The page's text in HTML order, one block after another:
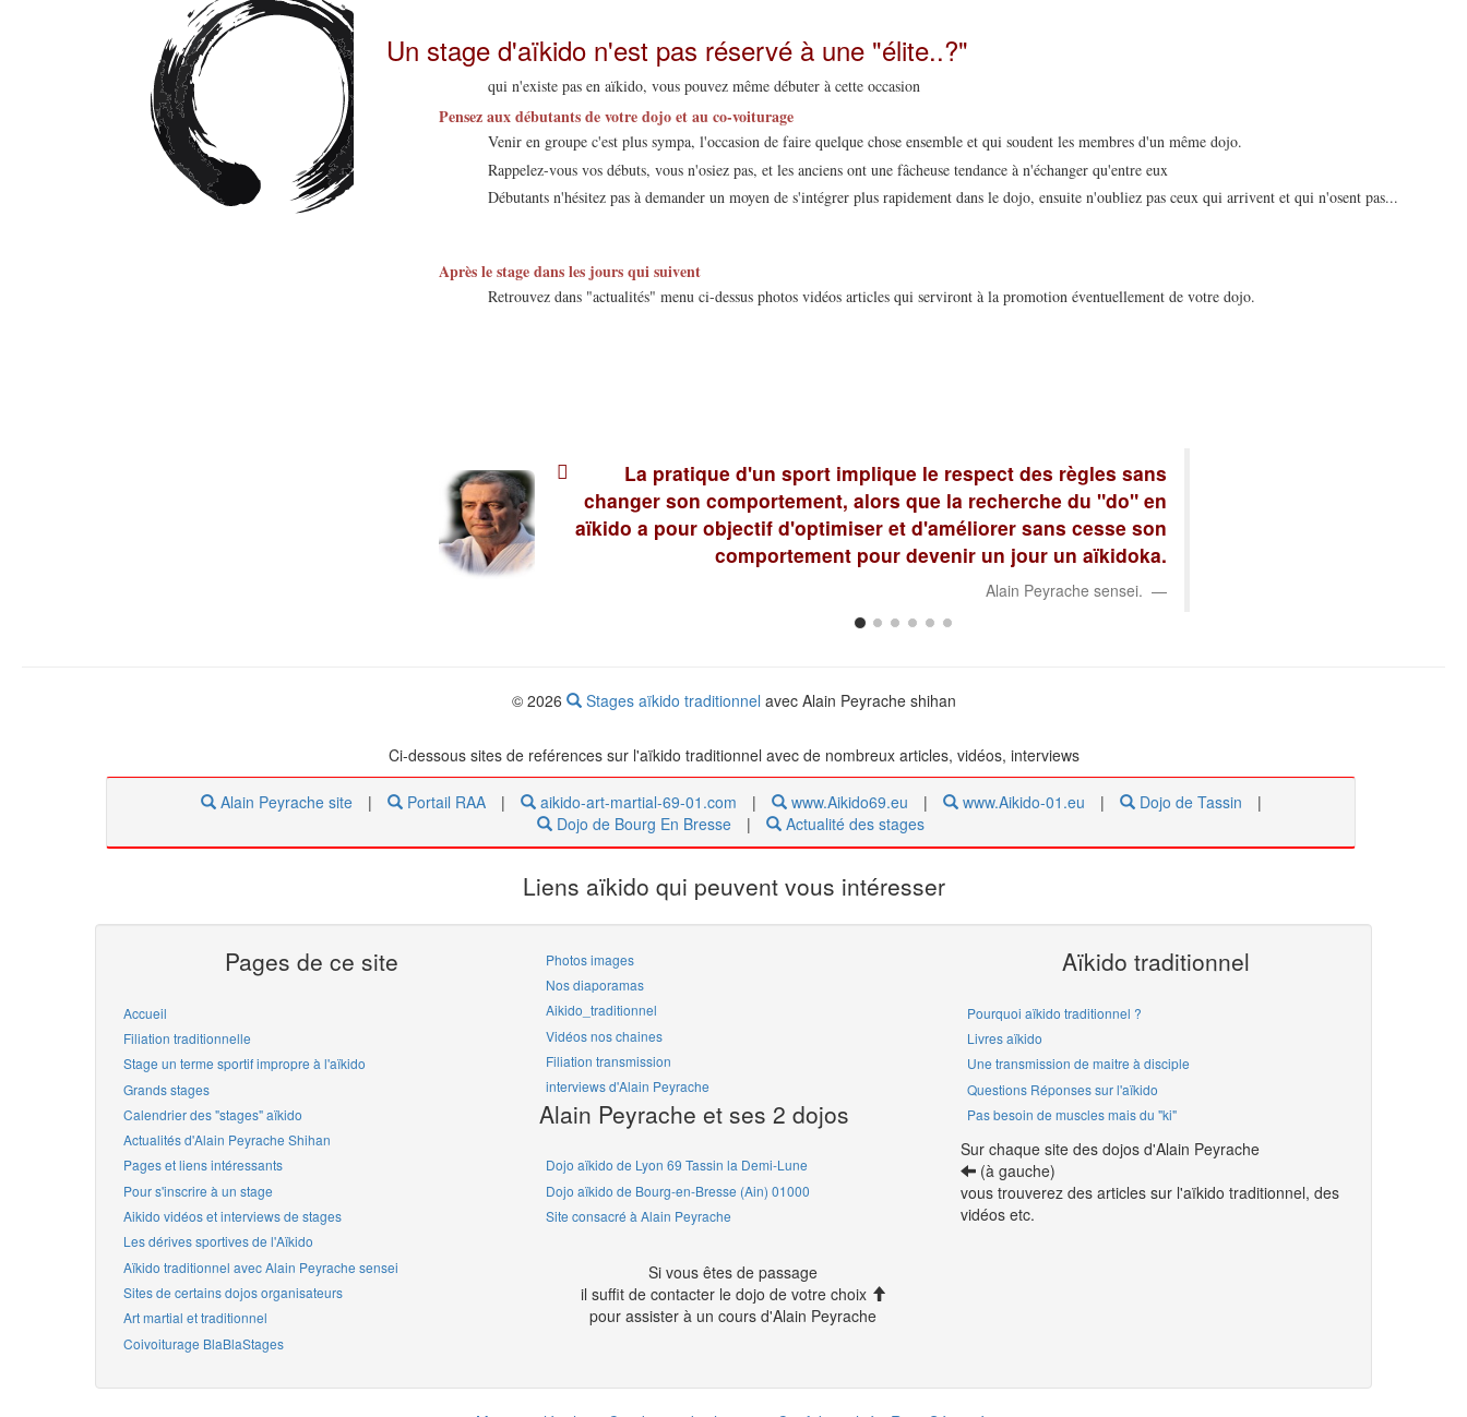
Un stage d'aïkido n'est pas réservé à une "élite..?"
qui n'existe pas en aïkido, vous pouvez même débuter à cette occasion
Pensez aux débutants de votre dojo et au co-voiturage
Venir en groupe c'est plus sympa, l'occasion de faire quelque chose ensemble et qui soudent les membres d'un même dojo.
Rappelez-vous vos débuts, vous n'osiez pas, et les anciens ont une fâcheuse tendance à n'échanger qu'entre eux
Débutants n'hésitez pas à demander un moyen de s'intégrer plus rapidement dans le dojo, ensuite n'oubliez pas ceux qui arrivent et qui n'osent pas...
Après le stage dans les jours qui suivent
Retrouvez dans "actualités" menu ci-dessus photos vidéos articles qui serviront à la promotion éventuellement de votre dojo.
La pratique d'un sport implique le respect des règles sans
changer son comportement, alors que la recherche du "do" en
aïkido a pour objectif d'optimiser et d'améliorer sans cesse son
comportement pour devenir un jour un aïkidoka.
Alain Peyrache sensei.
© 2026 Stages aïkido traditionnel avec Alain Peyrache shihan
Ci-dessous sites de reférences sur l'aïkido traditionnel avec de nombreux articles, vidéos, interviews
Alain Peyrache site | Portail RAA | aikido-art-martial-69-01.com | www.Aikido69.eu | www.Aikido-01.eu | Dojo de Tassin
|
Dojo de Bourg En Bresse
| Actualité des stages
Liens aïkido qui peuvent vous intéresser
Pages de ce site
Accueil
Filiation traditionnelle
Stage un terme sportif impropre à l'aïkido
Grands stages
Calendrier des "stages" aïkido
Actualités d'Alain Peyrache Shihan
Pages et liens intéressants
Pour s'inscrire à un stage
Aikido vidéos et interviews de stages
Les dérives sportives de l'Aïkido
Aïkido traditionnel avec Alain Peyrache sensei
Sites de certains dojos organisateurs
Art martial et traditionnel
Coivoiturage BlaBlaStages
Photos images
Nos diaporamas
Aikido_traditionnel
Vidéos nos chaines
Filiation transmission
interviews d'Alain Peyrache
Alain Peyrache et ses 2 dojos
Dojo aïkido de Lyon 69 Tassin la Demi-Lune
Dojo aïkido de Bourg-en-Bresse (Ain) 01000
Site consacré à Alain Peyrache
Si vous êtes de passage
il suffit de contacter le dojo de votre choix
pour assister à un cours d'Alain Peyrache
Aïkido traditionnel
Pourquoi aïkido traditionnel ?
Livres aïkido
Une transmission de maitre à disciple
Questions Réponses sur l'aïkido
Pas besoin de muscles mais du "ki"
Sur chaque site des dojos d'Alain Peyrache
(à gauche)
vous trouverez des articles sur l'aïkido traditionnel, des
vidéos etc.